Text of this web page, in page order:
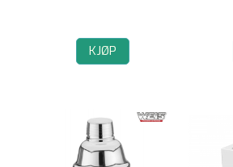
KJØP